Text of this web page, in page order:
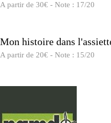
A partir de 30€ - Note : 17/20
Mon histoire dans
A partir de 20€ - Note : 15/20